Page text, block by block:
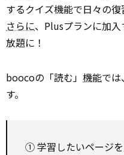
するクイズ機能で日々の復
さらに、Plusプランに加
放題に！
boocoの「読む」 機能で
す。
① 学習したいページ